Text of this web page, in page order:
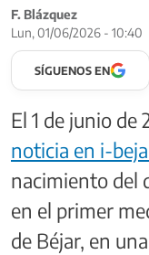
F. Blázquez
Lun, 01/06/2026 - 10:40
SÍGUENOS EN
El 1 de junio de
noticia en i-
nacimiento del
en el primer
de Béjar, en